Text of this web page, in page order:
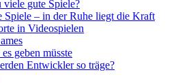
viele gute Spiele?
Spiele – in der Ruhe liegt die Kraft
in Videospielen
geben müsste
Entwickler so träge?